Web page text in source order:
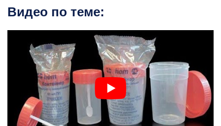
Видео по теме: